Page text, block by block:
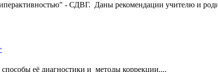
- СДВГ. Даны рекомендации учителю и
её диагностики и методы коррекции....